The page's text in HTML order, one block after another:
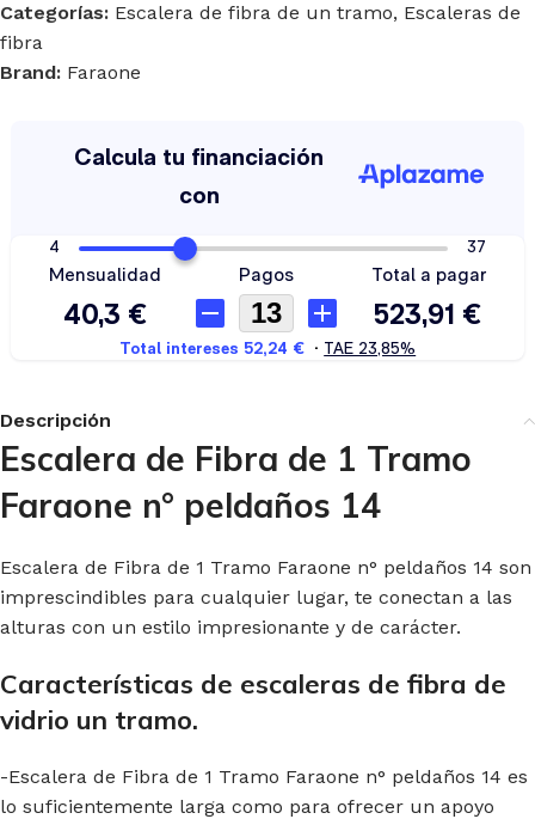
Categorías: Escalera de fibra de un tramo, Escaleras de
fibra
Brand: Faraone
Descripción
Escalera de Fibra de 1 Tramo
Faraone n° peldaños 14
Escalera de Fibra de 1 Tramo Faraone n° peldaños 14 son
imprescindibles para cualquier lugar, te conectan a las
alturas con un estilo impresionante y de carácter.
Características de escaleras de fibra de
vidrio un tramo.
-Escalera de Fibra de 1 Tramo Faraone n° peldaños 14 es
lo suficientemente larga como para ofrecer un apoyo